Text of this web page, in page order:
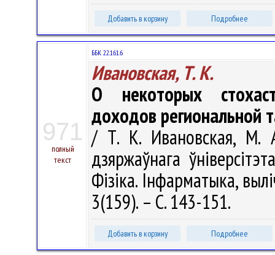
Добавить в корзину Подробнее
971
полный
текст
ББК 22.161.6
Ивановская, Т. К.
О некоторых
доходов региональной
/ Т. К. Ивановская, М.
дзяржаўнага
Фізіка. Інфарматыка,
3(159). – С. 143-151.
Добавить в корзину Подробнее